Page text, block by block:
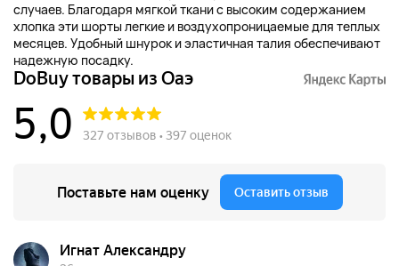
случаев. Благодаря мягкой ткани с высоким содержанием
хлопка эти шорты легкие и воздухопроницаемые для теплых
месяцев. Удобный шнурок и эластичная талия обеспечивают
надежную посадку.